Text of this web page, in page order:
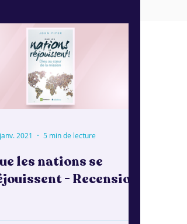
les nations se
- Recension
2021 5 min de lecture